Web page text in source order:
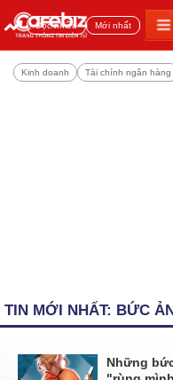
Đọc nhiều Mới nhất
Kinh doanh Tài chính ngân hàng
TIN MỚI NHẤT: BỨC
Những